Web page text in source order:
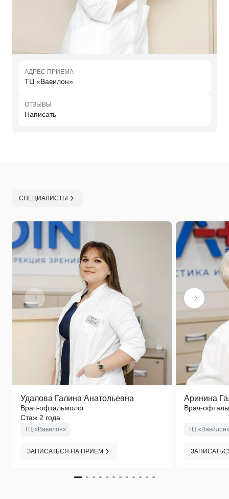
АДРЕС ПРИЕМА
ТЦ «Вавилон»
ОТЗЫВЫ
Написать
СПЕЦИАЛИСТЫ
Удалова Галина Анатольевна
Врач-офтальмолог
Стаж 2 года
ТЦ «Вавилон»
ЗАПИСАТЬСЯ НА ПРИЕМ
Аринина
Врач-
ТЦ